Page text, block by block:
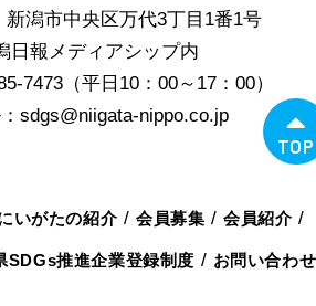
TOP
潟市中央区万代3丁目1番1号
日報メディアシップ内
7473（平日10：00～17：00）
sdgs@niigata-nippo.co.jp
いがたの紹介 会員募集 会員紹介
SDGs推進企業登録制度 お問い合わせ